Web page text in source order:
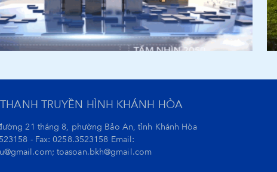
TRUYỀN HÌNH KHÁNH HÒA
21 tháng 8, phường Bảo An, tỉnh Khánh Hòa
- Fax: 0258.3523158 Email:
toasoan.bkh@gmail.com